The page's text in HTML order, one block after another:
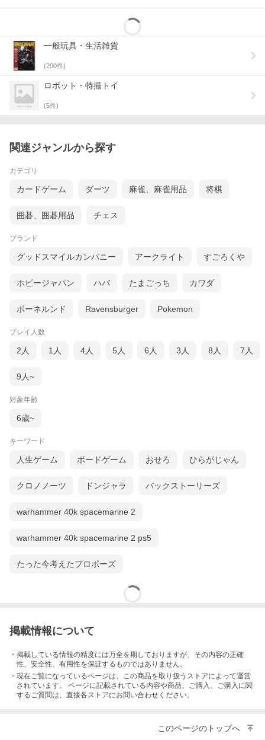
一般玩具・生活雑貨
(200件)
ロボット・特撮トイ
(5件)
関連ジャンルから探す
カテゴリ
カードゲーム ダーツ 麻雀、麻雀用品 将棋
囲碁、囲碁用品 チェス
ブランド
グッドスマイルカンパニー アークライト すごろくや
ホビージャパン ハバ たまごっち カワダ
ボーネルンド Ravensburger Pokemon
プレイ人数
2人 1人 4人 5人 6人 3人 8人 7人
9人~
対象年齢
6歳~
キーワード
人生ゲーム ボードゲーム おせろ ひらがじゃん
クロノノーツ ドンジャラ バックストーリーズ
warhammer 40k spacemarine 2
warhammer 40k spacemarine 2 ps5
たった今考えたプロポーズ
掲載情報について
・掲載している情報の精度には万全を期しておりますが、その内容の正確
性、安全性、有用性を保証するものではありません。
・現在ご覧になっているページは、この商品を取り扱うストアによって運営
されています。 ページに記載されている内容や商品、ご購入 、ご購入に関
するご質問は、直接各ストアにお問い合わせください。
このページのトップへ